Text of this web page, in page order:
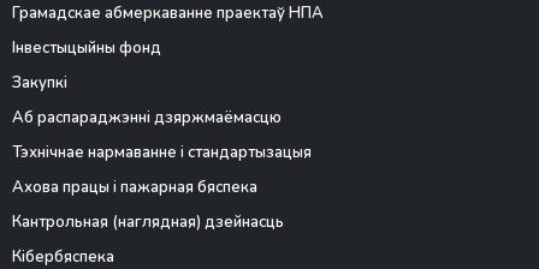
Грамадскае абмеркаванне праектаў НПА
Інвестыцыйны фонд
Закупкі
Аб распараджэнні дзяржмаёмасцю
Тэхнічнае нармаванне і стандартызацыя
Ахова працы і пажарная бяспека
Кантрольная (наглядная) дзейнасць
Кібербяспека